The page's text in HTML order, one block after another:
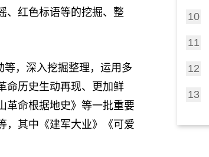
、红色标语等的挖掘、整
，深入挖掘整理，运用多
命历史生动再现、更加鲜
革命根据地史》等一批重要
，其中《建军大业》《可爱